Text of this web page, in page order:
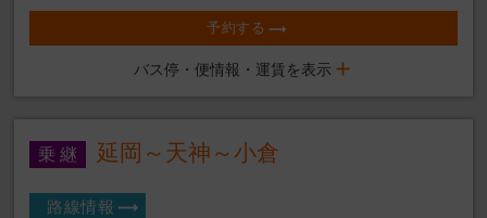
予約する
バス停・便情報・運賃を表示
延岡～天神～小倉
路線情報